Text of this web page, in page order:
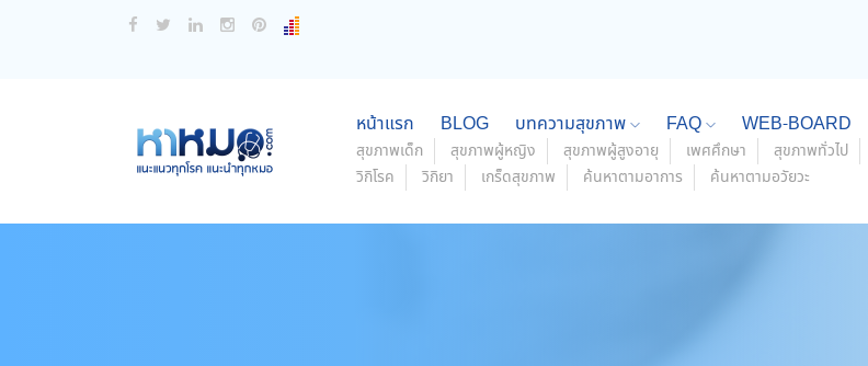
หน้าแรก BLOG บทความสุขภาพ FAQ WEB-BOARD
สุขภาพเด็ก สุขภาพผู้หญิง สุขภาพผู้สูงอายุ เพศศึกษา
สุขภาพทั่วไป
วิกิโรค
วิกิยา เกร็ดสุขภาพ ค้นหาตามอาการ ค้นหาตามอวัยวะ